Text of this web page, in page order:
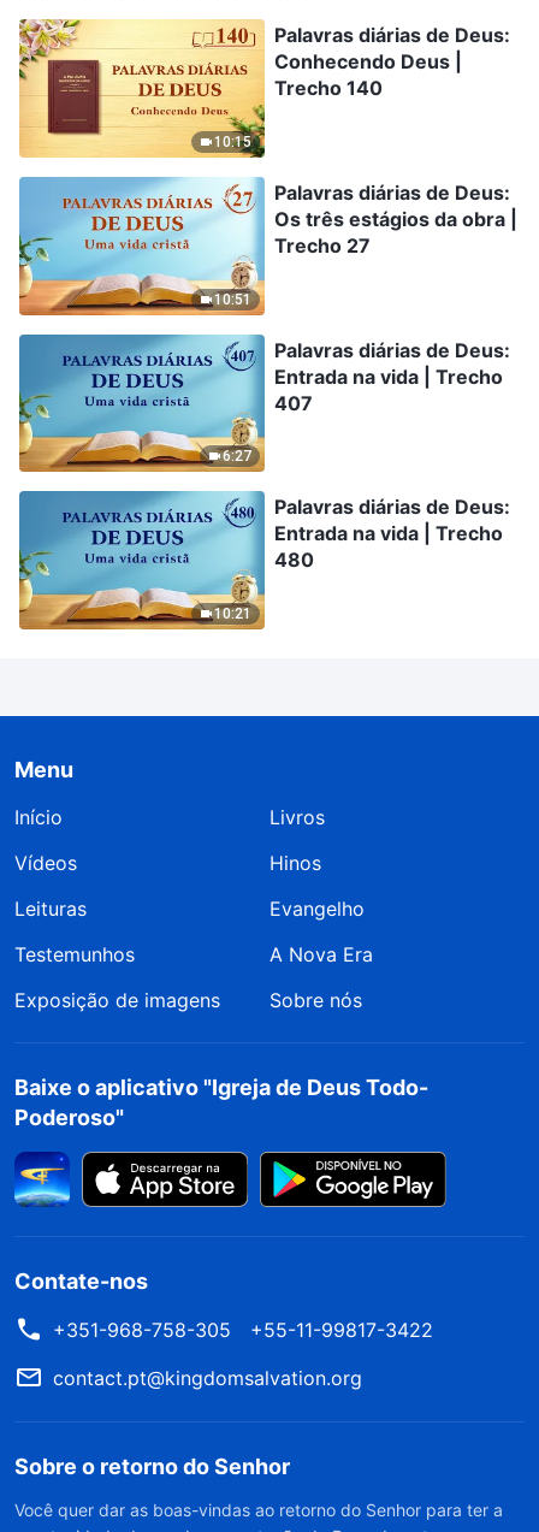
10:15
Palavras diárias de Deus:
Conhecendo Deus |
Trecho 140
10:51
Palavras diárias de Deus:
Os três estágios da obra |
Trecho 27
6:27
Palavras diárias de Deus:
Entrada na vida | Trecho
407
10:21
Palavras diárias de Deus:
Entrada na vida | Trecho
480
Menu
Início
Livros
Vídeos
Hinos
Leituras
Evangelho
Testemunhos
A Nova Era
Exposição de imagens
Sobre nós
Baixe o aplicativo "Igreja de Deus Todo-
Poderoso"
Contate-nos
+351-968-758-305
+55-11-99817-3422
contact.pt@kingdomsalvation.org
Sobre o retorno do Senhor
Você quer dar as boas-vindas ao retorno do Senhor para ter a